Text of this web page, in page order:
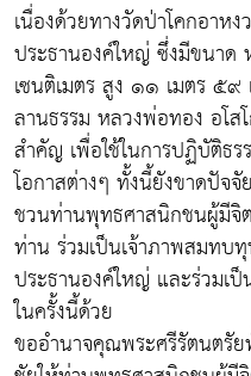
เนื่องด้วยทางวัดป่าโคกอาห
ประธานองค์ใหญ่ ซึ่งมีขนา
เซนติเมตร สูง ๑๑ เมตร ๕
ลานธรรม หลวงพ่อทอง อโ
สำคัญ เพื่อใช้ในการปฏิบัติธ
โอกาสต่างๆ ทั้งนี้ยังขาดปัจ
ชวนท่านพุทธศาสนิกชนผู้มีจิ
ท่าน ร่วมเป็นเจ้าภาพสมทบ
ประธานองค์ใหญ่ และร่วมเป็
ในครั้งนี้ด้วย
ขออำนาจคุณพระศรีรัตนตรั